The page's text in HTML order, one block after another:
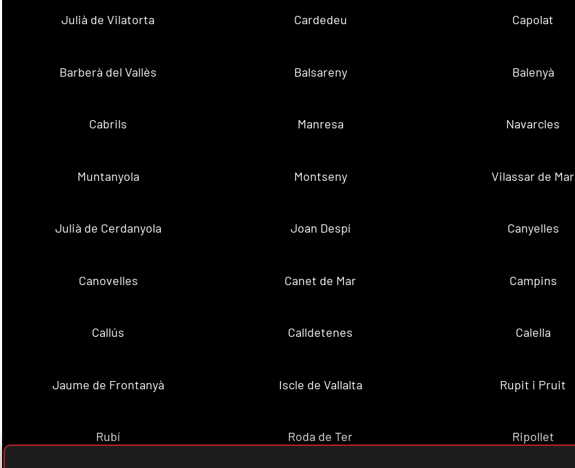
Julià de Vilatorta Cardedeu Capolat
Barberà del Vallès Balsareny Balenyà
Cabrils Manresa Navarcles
Muntanyola Montseny Vilassar de Mar
Julià de Cerdanyola Joan Despí Canyelles
Canovelles Canet de Mar Campins
Callús Calldetenes Calella
Jaume de Frontanyà Iscle de Vallalta Rupit i Pruit
Rubí Roda de Ter Ripollet